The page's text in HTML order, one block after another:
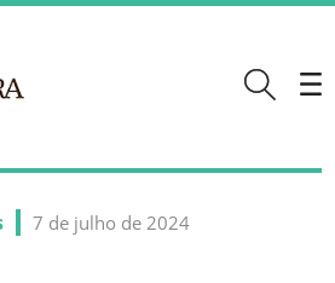
7 de julho de 2024